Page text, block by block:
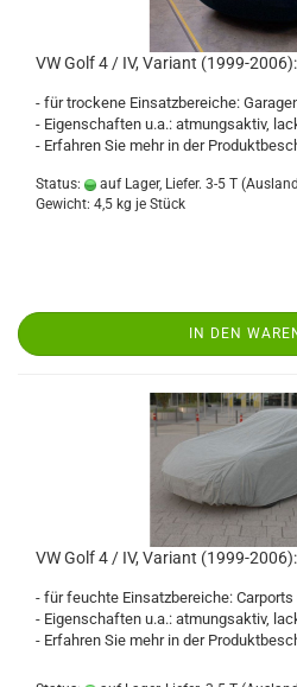
VW Golf 4 / IV, Variant (1999-
- für trockene Einsatzbereiche:
- Eigenschaften u.a.: atmungsaktiv,
- Erfahren Sie mehr in der
Status: auf Lager, Liefer. 3-5 T
Gewicht: 4,5 kg je Stück
IN DEN
VW Golf 4 / IV, Variant (1999-
- für feuchte Einsatzbereiche:
- Eigenschaften u.a.: atmungsaktiv,
- Erfahren Sie mehr in der